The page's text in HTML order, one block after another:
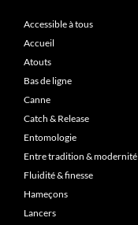
Accessible à tous
Accueil
Atouts
Bas de ligne
Canne
Catch & Release
Entomologie
Entre tradition & modernité
Fluidité & finesse
Hameçons
Lancers